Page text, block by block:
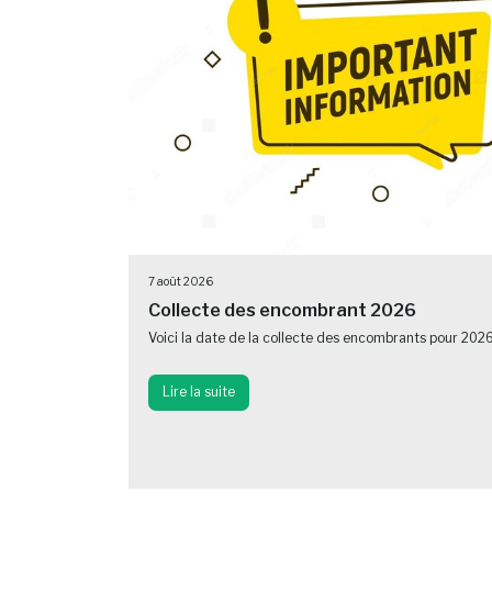
7 août 2026
Collecte des encombrant 2026
Voici la date de la collecte des encombrants pour
Lire la suite